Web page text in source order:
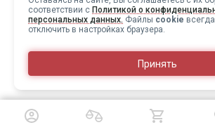
соответствии с Политикой о
персональных данных. Файлы cookie
отключить в настройках браузера.
Принять